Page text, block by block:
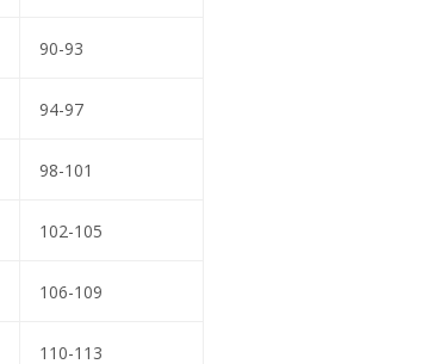
90-93
94-97
98-101
102-105
106-109
110-113